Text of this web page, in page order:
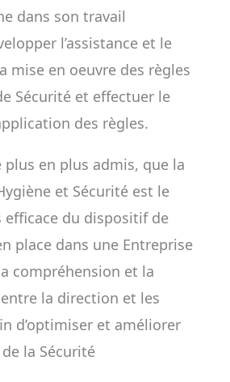
dans son travail
l’assistance et le
mise en oeuvre des règles
Sécurité et effectuer le
des règles.
en plus admis, que la
et Sécurité est le
efficace du dispositif de
place dans une Entreprise
compréhension et la
la direction et les
d’optimiser et améliorer
la Sécurité